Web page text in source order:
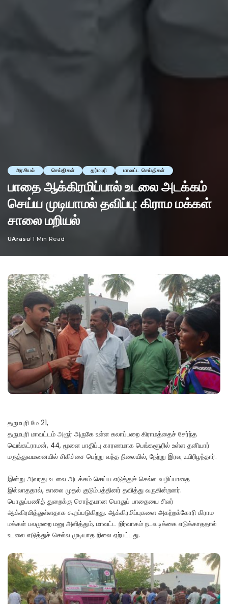
அரசியல் செய்திகள் தர்மபுரி மாவட்ட செய்திகள்
பாதை ஆக்கிரமிப்பால் உடலை அடக்கம்
செய்ய முடியாமல் தவிப்பு: கிராம மக்கள்
சாலை மறியல்
Posted
UArasu 1 Min Read
தருமபுரி மே 21,
தருமபுரி மாவட்டம் அரூர் அருகே உள்ள கலாப்பறை கிராமத்தைச் சேர்ந்த
வெங்கட்ராமன், 44, மூளை பாதிப்பு காரணமாக பெங்களூரில் உள்ள தனியார்
மருத்துவமனையில் சிகிச்சை பெற்று வந்த நிலையில், நேற்று இரவு உயிரிழந்தார்.
இன்று அவரது உடலை அடக்கம் செய்ய எடுத்துச் செல்ல வழிப்பாதை
இல்லாததால், காலை முதல் குடும்பத்தினர் தவித்து வருகின்றனர்.
பொதுப்பணித் துறைக்கு சொந்தமான பொதுப் பாதையை சிலர்
ஆக்கிரமித்துள்ளதாக கூறப்படுகிறது. ஆக்கிரமிப்புகளை அகற்றக்கோரி கிராம
மக்கள் பலமுறை மனு அளித்தும், மாவட்ட நிர்வாகம் நடவடிக்கை எடுக்காததால்
உடலை எடுத்துச் செல்ல முடியாத நிலை ஏற்பட்டது.